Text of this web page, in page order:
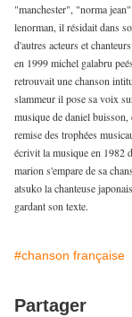
"manchester", "norma
lenorman, il résidait dans
d'autres acteurs et
en 1999 michel galabru
retrouvait une chanson
slammeur il pose sa voix
musique de daniel
remise des trophées
écrivit la musique en 1982
marion s'empare de sa
atsuko la chanteuse
gardant son texte.
#chanson française
Partager